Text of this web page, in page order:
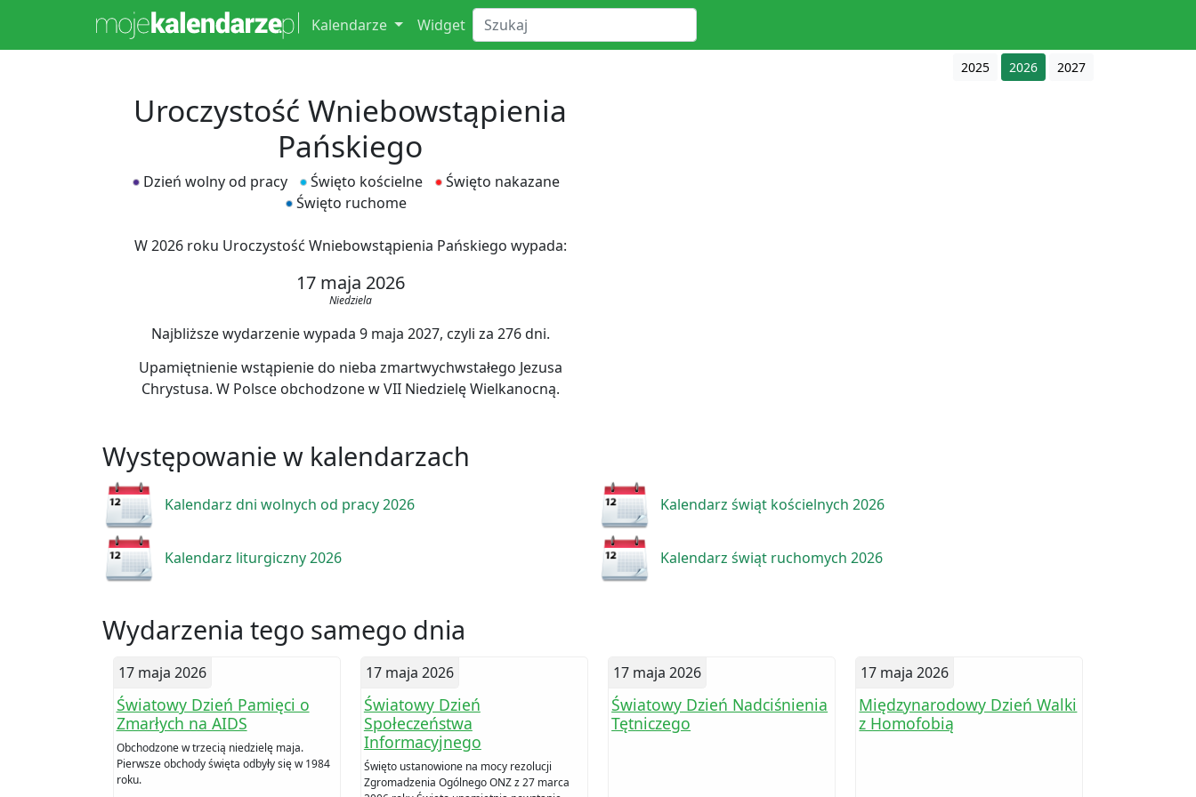
Kalendarze Widget
2025 2026 2027
Uroczystość Wniebowstąpienia
Pańskiego
Dzień wolny od pracy Święto kościelne
Święto nakazane
Święto ruchome
W 2026 roku Uroczystość Wniebowstąpienia Pańskiego wypada:
17 maja 2026
Niedziela
Najbliższe wydarzenie wypada 9 maja 2027, czyli za 276 dni.
Upamiętnienie wstąpienie do nieba zmartwychwstałego Jezusa
Chrystusa. W Polsce obchodzone w VII Niedzielę Wielkanocną.
Występowanie w kalendarzach
Kalendarz dni wolnych od pracy 2026 Kalendarz świąt kościelnych 2026
Kalendarz liturgiczny 2026 Kalendarz świąt ruchomych 2026
Wydarzenia tego samego dnia
17 maja 2026
Światowy Dzień Pamięci o
Zmarłych na AIDS
Obchodzone w trzecią niedzielę maja.
Pierwsze obchody święta odbyły się w 1984
roku.
17 maja 2026
Światowy Dzień
Społeczeństwa
Informacyjnego
Święto ustanowione na mocy rezolucji
Zgromadzenia Ogólnego ONZ z 27 marca
17 maja 2026
Światowy Dzień Nadciśnienia
Tętniczego
17 maja 2026
Międzynarodowy Dzień Walki
z Homofobią